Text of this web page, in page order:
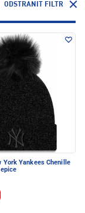
ODSTRANIT FILTR
York Yankees Chenille